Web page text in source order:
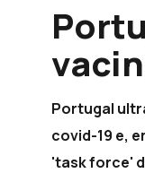
Portugal
covid-19 e,
'task force'